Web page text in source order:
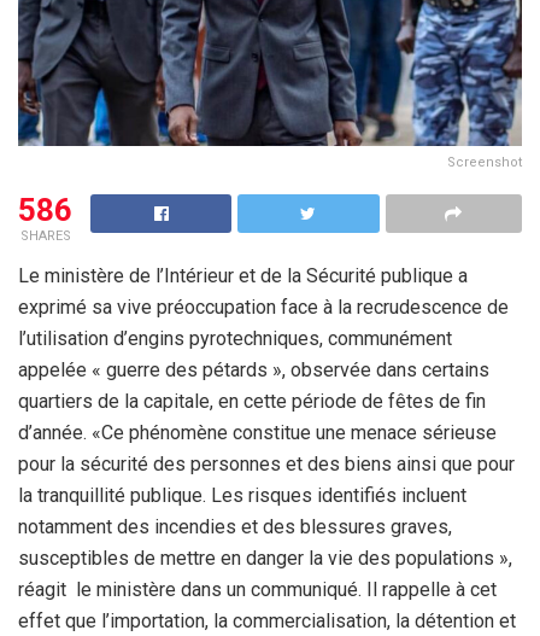
Screenshot
586
SHARES
Le ministère de l’Intérieur et de la Sécurité publique a
exprimé sa vive préoccupation face à la recrudescence de
l’utilisation d’engins pyrotechniques, communément
appelée « guerre des pétards », observée dans certains
quartiers de la capitale, en cette période de fêtes de fin
d’année. «Ce phénomène constitue une menace sérieuse
pour la sécurité des personnes et des biens ainsi que pour
la tranquillité publique. Les risques identifiés incluent
notamment des incendies et des blessures graves,
susceptibles de mettre en danger la vie des populations »,
réagit le ministère dans un communiqué. Il rappelle à cet
effet que l’importation, la commercialisation, la détention et